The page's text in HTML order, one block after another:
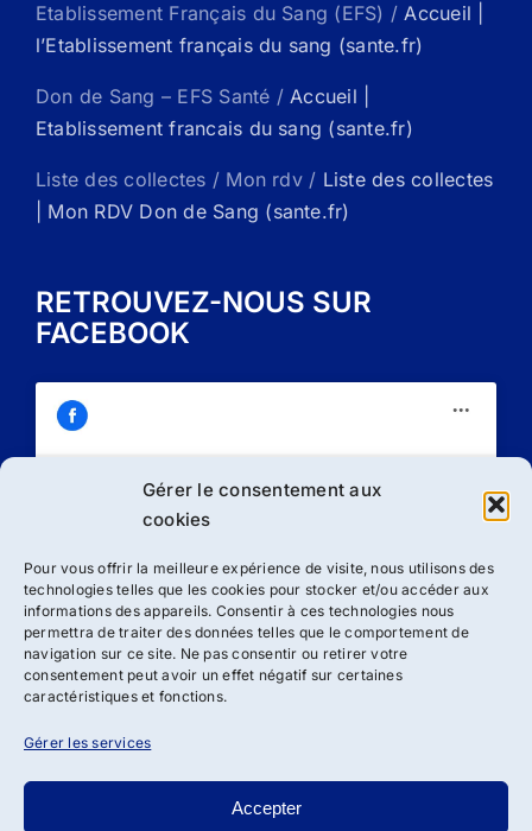
Gérer le consentement aux
cookies
Pour vous offrir la meilleure expérience de visite, nous utilisons des
technologies telles que les cookies pour stocker et/ou accéder aux
informations des appareils. Consentir à ces technologies nous
permettra de traiter des données telles que le comportement de
navigation sur ce site. Ne pas consentir ou retirer votre
consentement peut avoir un effet négatif sur certaines
caractéristiques et fonctions.
Gérer les services
Accepter
Etablissement Français du Sang (EFS) /Accueil |
l’Etablissement français du sang (sante.fr)
Don de Sang – EFS Santé /Accueil |
Etablissement francais du sang (sante.fr)
Liste des collectes / Mon rdv / Liste des collectes
| Mon RDV Don de Sang (sante.fr)
RETROUVEZ-NOUS SUR
FACEBOOK
Cliquez sur « J’accepte » pour activer
J’accepte